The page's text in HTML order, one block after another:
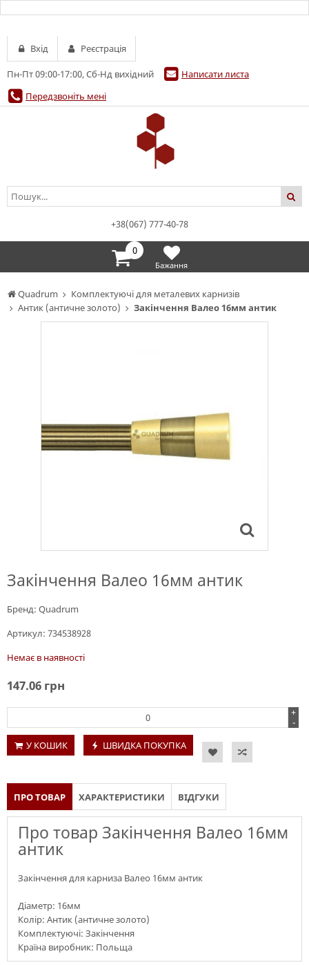
Quadrum
Комплектуючі для металевих карнизів
Антик (античне золото)
Закінчення Валео 16мм антик
Закінчення Валео 16мм антик
Бренд: Quadrum
Артикул: 734538928
Немає в наявності
147.06 грн
+
-
У КОШИК
ШВИДКА ПОКУПКА
ПРО ТОВАР ХАРАКТЕРИСТИКИ ВІДГУКИ
Про товар Закінчення Валео 16мм
антик
Закінчення для карниза Валео 16мм антик
Діаметр: 16мм
Колір: Антик (античне золото)
Комплектуючі: Закінчення
Країна виробник: Польща
Пн-Пт 09:00-17:00, Сб-Нд вихідний
Написати листа
Передзвоніть мені
Вхід Реєстрація
+38(067) 777-40-78
0
Бажання